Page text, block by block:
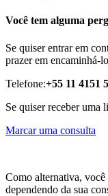
Você tem alguma
Se quiser entrar em
prazer em encaminhá-
Telefone:+55 11 4151
Se quiser receber uma
Marcar uma consulta
Como alternativa, você
dependendo da sua